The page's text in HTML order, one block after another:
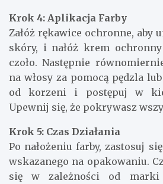
Krok 4: Aplikacja Farby
Załóż rękawice ochronne, aby
skóry, i nałóż krem
czoło. Następnie
na włosy za pomocą pędzla
od korzeni i postępuj w
Upewnij się, że pokrywasz
Krok 5: Czas Działania
Po nałożeniu farby, zastosuj
wskazanego na opakowaniu.
się w zależności od